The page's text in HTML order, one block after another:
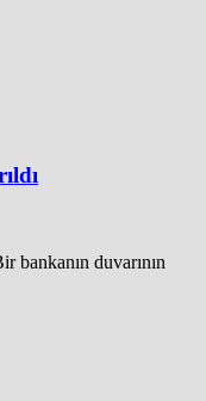
bankanın duvarının